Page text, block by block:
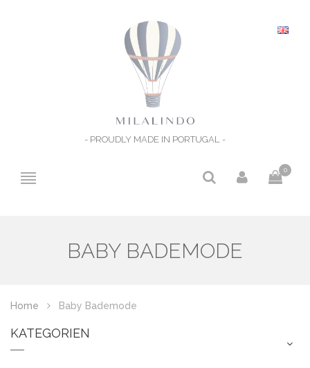
- PROUDLY MADE IN PORTUGAL -
0
BABY BADEMODE
Home Baby Bademode
KATEGORIEN